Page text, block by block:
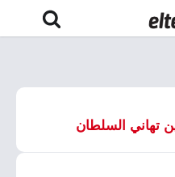
تهاني السلطان